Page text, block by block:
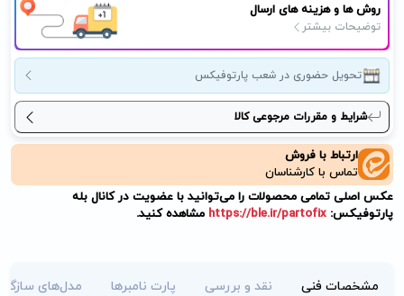
روش ها و هزینه های ارسال
توضیحات بیشتر
تحویل حضوری در شعب پارتوفیکس
شرایط و مقررات مرجوعی کالا
ارتباط با فروش
تماس با کارشناسان
عکس اصلی تمامی محصولات را می‌توانید با عضویت در کانال بله
پارتوفیکس: https://ble.ir/partofix مشاهده کنید.
مشخصات فنی نقد و بررسی پارت نامبرها مدل‌های سازگار